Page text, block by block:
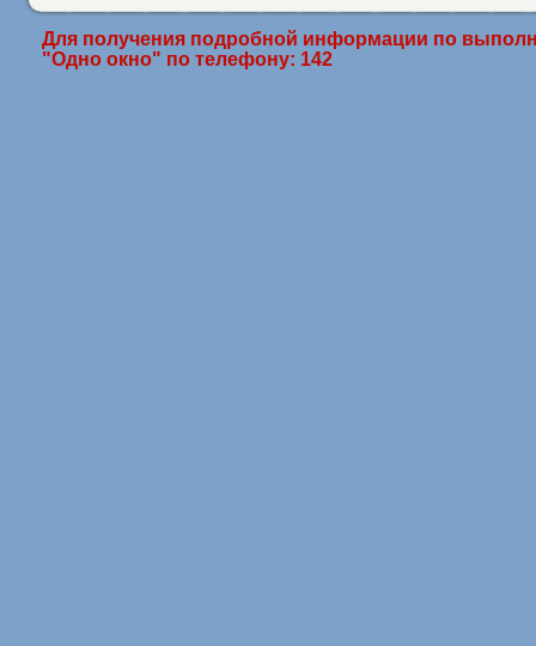
Для получения подробной информации по
"Одно окно" по телефону: 142